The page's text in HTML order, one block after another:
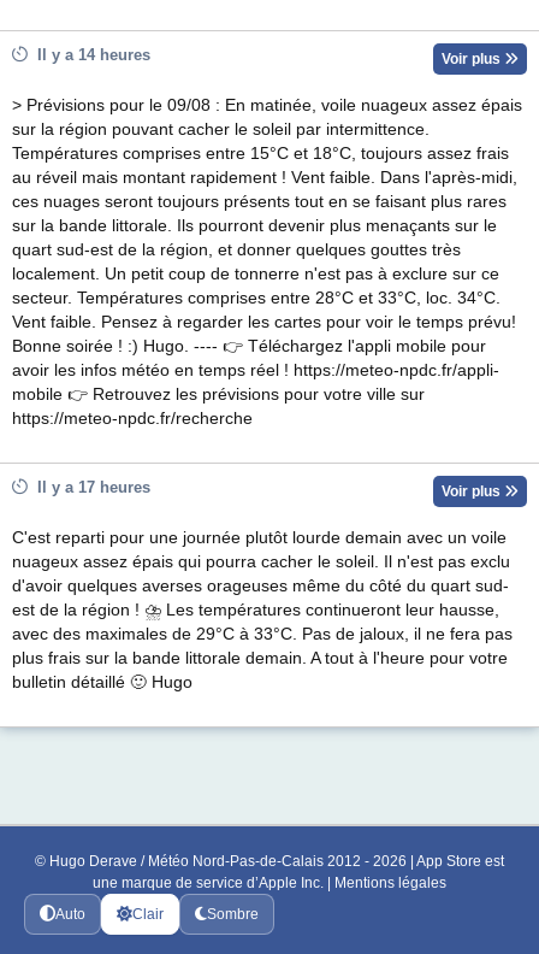
Il y a 14 heures Voir plus
> Prévisions pour le 09/08 : En matinée, voile nuageux assez épais
sur la région pouvant cacher le soleil par intermittence.
Températures comprises entre 15°C et 18°C, toujours assez frais
au réveil mais montant rapidement ! Vent faible. Dans l'après-midi,
ces nuages seront toujours présents tout en se faisant plus rares
sur la bande littorale. Ils pourront devenir plus menaçants sur le
quart sud-est de la région, et donner quelques gouttes très
localement. Un petit coup de tonnerre n'est pas à exclure sur ce
secteur. Températures comprises entre 28°C et 33°C, loc. 34°C.
Vent faible. Pensez à regarder les cartes pour voir le temps prévu!
Bonne soirée ! :) Hugo. ---- 👉 Téléchargez l'appli mobile pour
avoir les infos météo en temps réel ! https://meteo-npdc.fr/appli-
mobile 👉 Retrouvez les prévisions pour votre ville sur
https://meteo-npdc.fr/recherche
Il y a 17 heures Voir plus
C'est reparti pour une journée plutôt lourde demain avec un voile
nuageux assez épais qui pourra cacher le soleil. Il n'est pas exclu
d'avoir quelques averses orageuses même du côté du quart sud-
est de la région ! ⛈ Les températures continueront leur hausse,
avec des maximales de 29°C à 33°C. Pas de jaloux, il ne fera pas
plus frais sur la bande littorale demain. A tout à l'heure pour votre
bulletin détaillé 🙂 Hugo
© Hugo Derave / Météo Nord-Pas-de-Calais 2012 - 2026 | App Store est
une marque de service d’Apple Inc. |
Mentions légales
Auto
Clair Sombre